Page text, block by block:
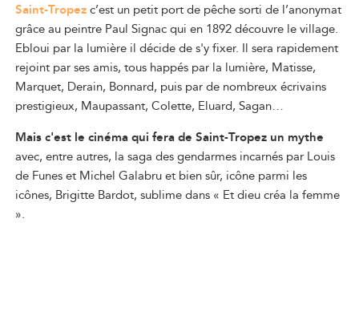
Saint-Tropezc’est un petit port de pêche sorti de l’anonymat
grâce au peintre Paul Signac qui en 1892 découvre le village.
Ebloui par la lumière il décide de s'y fixer. Il sera rapidement
rejoint par ses amis, tous happés par la lumière, Matisse,
Marquet, Derain, Bonnard, puis par de nombreux écrivains
prestigieux, Maupassant, Colette, Eluard, Sagan…
Mais c'est le cinéma qui fera de Saint-Tropez un mythe
avec, entre autres, la saga des gendarmes incarnés par Louis
de Funes et Michel Galabru et bien sûr, icône parmi les
icônes, Brigitte Bardot, sublime dans « Et dieu créa la femme
».